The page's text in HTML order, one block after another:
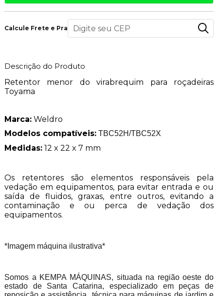
Calcule Frete e Prazo
Descrição do Produto
Retentor menor do virabrequim para roçadeiras
Toyama
Marca:Weldro
Modelos compatíveis: TBC52H/TBC52X
Medidas:12 x 22 x 7 mm
Os retentores são elementos responsáveis pela
vedação em equipamentos, para evitar entrada e ou
saída de fluidos, graxas, entre outros, evitando a
contaminação e ou perca de vedação dos
equipamentos.
*Imagem máquina ilustrativa*
Somos a KEMPA MÁQUINAS, situada na região oeste do
estado de Santa Catarina, especializado em peças de